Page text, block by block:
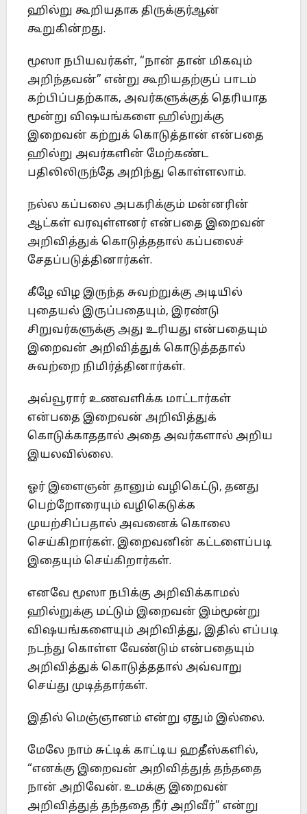
ஹில்று கூறியதாக திருக்குர்ஆன்
கூறுகின்றது.
மூஸா நபியவர்கள், “நான் தான் மிகவும்
அறிந்தவன்” என்று கூறியதற்குப் பாடம்
கற்பிப்பதற்காக, அவர்களுக்குத் தெரியாத
மூன்று விஷயங்களை ஹில்றுக்கு
இறைவன் கற்றுக் கொடுத்தான் என்பதை
ஹில்று அவர்களின் மேற்கண்ட
பதிலிலிருந்தே அறிந்து கொள்ளலாம்.
நல்ல கப்பலை அபகரிக்கும் மன்னரின்
ஆட்கள் வரவுள்ளனர் என்பதை இறைவன்
அறிவித்துக் கொடுத்ததால் கப்பலைச்
சேதப்படுத்தினார்கள்.
கீழே விழ இருந்த சுவற்றுக்கு அடியில்
புதையல் இருப்பதையும், இரண்டு
சிறுவர்களுக்கு அது உரியது என்பதையும்
இறைவன் அறிவித்துக் கொடுத்ததால்
சுவற்றை நிமிர்த்தினார்கள்.
அவ்வூரார் உணவளிக்க மாட்டார்கள்
என்பதை இறைவன் அறிவித்துக்
கொடுக்காததால் அதை அவர்களால் அறிய
இயலவில்லை.
ஓர் இளைஞன் தானும் வழிகெட்டு, தனது
பெற்றோரையும் வழிகெடுக்க
முயற்சிப்பதால் அவனைக் கொலை
செய்கிறார்கள். இறைவனின் கட்டளைப்படி
இதையும் செய்கிறார்கள்.
எனவே மூஸா நபிக்கு அறிவிக்காமல்
ஹில்றுக்கு மட்டும் இறைவன் இம்மூன்று
விஷயங்களையும் அறிவித்து, இதில் எப்படி
நடந்து கொள்ள வேண்டும் என்பதையும்
அறிவித்துக் கொடுத்ததால் அவ்வாறு
செய்து முடித்தார்கள்.
இதில் மெஞ்ஞானம் என்று ஏதும் இல்லை.
மேலே நாம் சுட்டிக் காட்டிய ஹதீஸ்களில்,
“எனக்கு இறைவன் அறிவித்துத் தந்ததை
நான் அறிவேன். உமக்கு இறைவன்
அறிவித்துத் தந்ததை நீர் அறிவீர்” என்று